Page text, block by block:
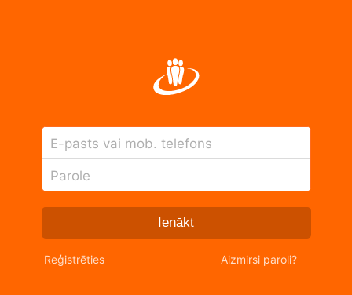
E-pasts vai mob. telefons
Parole
Ienākt
Reģistrēties Aizmirsi paroli?